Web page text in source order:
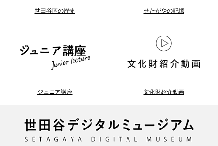
世田谷区の歴史 せたがやの記憶
ジュニア講座 文化財紹介動画